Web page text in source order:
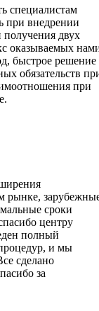
специалистам
при внедрении
двух
оказываемых
быстрое решение
обязательств
при
рынке,
сроки
центру
полный
и мы
сделано
за